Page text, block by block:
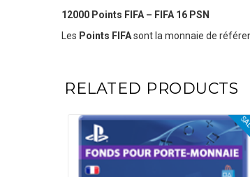
12000 Points FIFA – FIFA 16 PSN
Les Points FIFAsont la monnaie de
RELATED PRODUCTS